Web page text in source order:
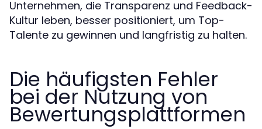
Unternehmen, die Transparenz und Feedback-
Kultur leben, besser positioniert, um Top-
Talente zu gewinnen und langfristig zu halten.
Die häufigsten Fehler
bei der Nutzung von
Bewertungsplattformen